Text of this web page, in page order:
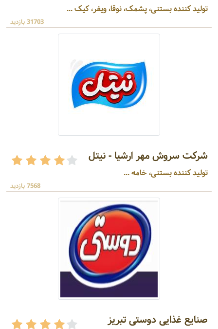
تولید کننده بستنی، پشمک، نوقا، ویفر، کیک ...
31703 بازدید
شرکت سروش مهر ارشیا - نیتل
تولید کننده بستنی، خامه ...
7568 بازدید
صنایع غذایی دوستی تبریز